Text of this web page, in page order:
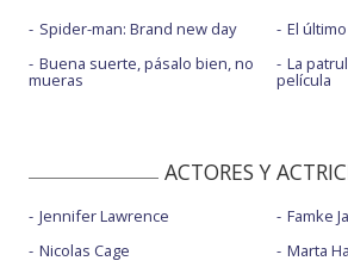
Spider-man: Brand new day
Buena suerte, pásalo bien, no
mueras
El
La
película
ACTORES Y
Jennifer Lawrence
Nicolas Cage
Famke
Marta